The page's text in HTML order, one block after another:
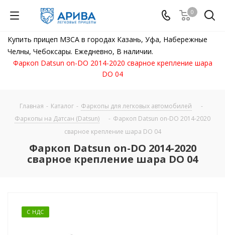
0
Купить прицеп МЗСА в городах Казань, Уфа, Набережные
Челны, Чебоксары. Ежедневно, В наличии.
Фаркоп Datsun on-DO 2014-2020 сварное крепление шара
DO 04
Главная - Каталог - Фаркопы для легковых автомобилей
-
Фаркопы на Датсан (Datsun)
- Фаркоп Datsun on-DO 2014-2020
сварное крепление шара DO 04
Фаркоп Datsun on-DO 2014-2020
сварное крепление шара DO 04
С НДС